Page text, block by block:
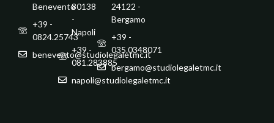
Benevento
+39 -
0824.25743
benevento@studiolegaletmc.it
80138
-
Napoli
+39 -
081.283885
napoli@studiolegaletmc.it
24122 -
Bergamo
+39 -
035.0348071
bergamo@studiolegaletmc.it